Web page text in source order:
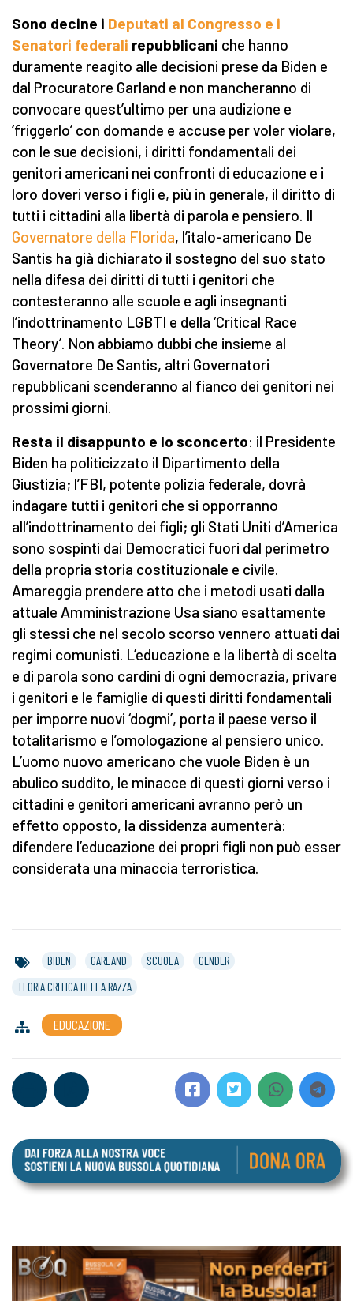
Sono decine i Deputati al Congresso e i
Senatori federali repubblicani che hanno
duramente reagito alle decisioni prese da Biden e
dal Procuratore Garland e non mancheranno di
convocare quest’ultimo per una audizione e
‘friggerlo’ con domande e accuse per voler violare,
con le sue decisioni, i diritti fondamentali dei
genitori americani nei confronti di educazione e i
loro doveri verso i figli e, più in generale, il diritto di
tutti i cittadini alla libertà di parola e pensiero. Il
Governatore della Florida, l’italo-americano De
Santis ha già dichiarato il sostegno del suo stato
nella difesa dei diritti di tutti i genitori che
contesteranno alle scuole e agli insegnanti
l’indottrinamento LGBTI e della ‘Critical Race
Theory’. Non abbiamo dubbi che insieme al
Governatore De Santis, altri Governatori
repubblicani scenderanno al fianco dei genitori nei
prossimi giorni.
Resta il disappunto e lo sconcerto: il Presidente
Biden ha politicizzato il Dipartimento della
Giustizia; l’FBI, potente polizia federale, dovrà
indagare tutti i genitori che si opporranno
all’indottrinamento dei figli; gli Stati Uniti d’America
sono sospinti dai Democratici fuori dal perimetro
della propria storia costituzionale e civile.
Amareggia prendere atto che i metodi usati dalla
attuale Amministrazione Usa siano esattamente
gli stessi che nel secolo scorso vennero attuati dai
regimi comunisti. L’educazione e la libertà di scelta
e di parola sono cardini di ogni democrazia, privare
i genitori e le famiglie di questi diritti fondamentali
per imporre nuovi ‘dogmi’, porta il paese verso il
totalitarismo e l’omologazione al pensiero unico.
L’uomo nuovo americano che vuole Biden è un
abulico suddito, le minacce di questi giorni verso i
cittadini e genitori americani avranno però un
effetto opposto, la dissidenza aumenterà:
difendere l’educazione dei propri figli non può esser
considerata una minaccia terroristica.
BIDEN GARLAND SCUOLA
GENDER
TEORIA CRITICA DELLA RAZZA
EDUCAZIONE